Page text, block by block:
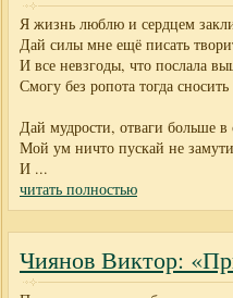
Я жизнь люблю и сердцем
Дай силы мне ещё писать
И все невзгоды, что послала
Смогу без ропота тогда сносить
Дай мудрости, отваги больше в
Мой ум ничто пускай не
И ...
читать полностью
Чиянов Виктор: